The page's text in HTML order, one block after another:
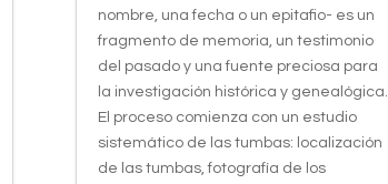
nombre, una fecha o un epitafio- es un
fragmento de memoria, un testimonio
del pasado y una fuente preciosa para
la investigación histórica y genealógica.
El proceso comienza con un estudio
sistemático de las tumbas: localización
de las tumbas, fotografía de los